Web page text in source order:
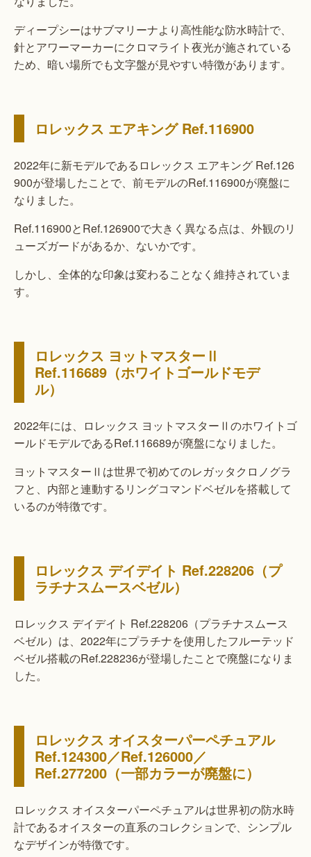
ディープシーはサブマリーナより高性能な防水時計で、
針とアワーマーカーにクロマライト夜光が施されている
ため、暗い場所でも文字盤が見やすい特徴があります。
ロレックス エアキング Ref.116900
2022年に新モデルであるロレックス エアキング Ref.126
900が登場したことで、前モデルのRef.116900が廃盤に
なりました。
Ref.116900とRef.126900で大きく異なる点は、外観のリ
ューズガードがあるか、ないかです。
しかし、全体的な印象は変わることなく維持されていま
す。
ロレックス ヨットマスターⅡ
Ref.116689（ホワイトゴールドモデ
ル）
2022年には、ロレックス ヨットマスターⅡのホワイトゴ
ールドモデルであるRef.116689が廃盤になりました。
ヨットマスターⅡは世界で初めてのレガッタクロノグラ
フと、内部と連動するリングコマンドベゼルを搭載して
いるのが特徴です。
ロレックス デイデイト Ref.228206（プ
ラチナスムースベゼル）
ロレックス デイデイト Ref.228206（プラチナスムース
ベゼル）は、2022年にプラチナを使用したフルーテッド
ベゼル搭載のRef.228236が登場したことで廃盤になりま
した。
ロレックス オイスターパーペチュアル
Ref.124300／Ref.126000／
Ref.277200（一部カラーが廃盤に）
ロレックス オイスターパーペチュアルは世界初の防水時
計であるオイスターの直系のコレクションで、シンプル
なデザインが特徴です。